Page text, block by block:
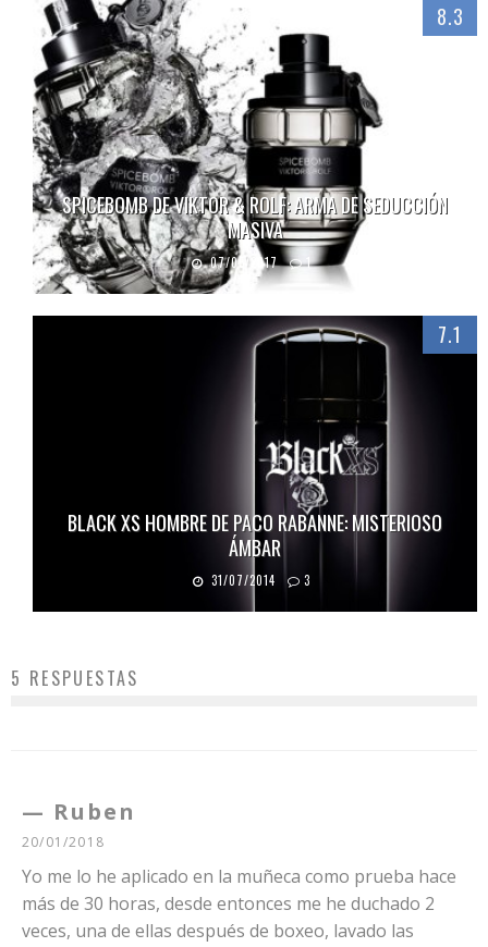
8.3
SPICEBOMB DE VIKTOR & ROLF: ARMA DE SEDUCCIÓN
MASIVA
07/05/2017 1
7.1
BLACK XS HOMBRE DE PACO RABANNE: MISTERIOSO
ÁMBAR
31/07/2014 3
5 RESPUESTAS
Ruben
20/01/2018
Yo me lo he aplicado en la muñeca como prueba hace
más de 30 horas, desde entonces me he duchado 2
veces, una de ellas después de boxeo, lavado las